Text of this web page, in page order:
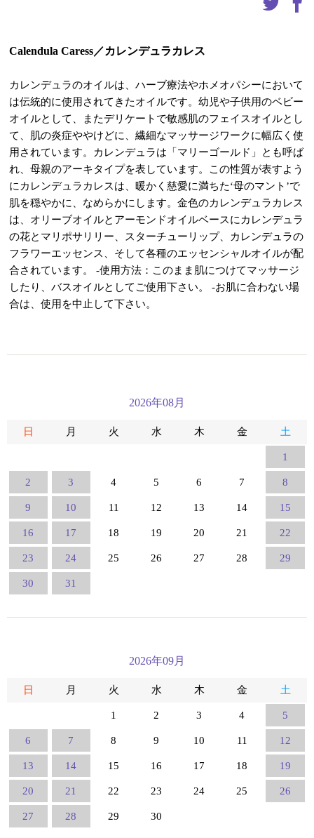
Calendula Caress／カレンデュラカレス
カレンデュラのオイルは、ハーブ療法やホメオパシーにおいて
は伝統的に使用されてきたオイルです。幼児や子供用のベビー
オイルとして、またデリケートで敏感肌のフェイスオイルとし
て、肌の炎症ややけどに、繊細なマッサージワークに幅広く使
用されています。カレンデュラは「マリーゴールド」とも呼ば
れ、母親のアーキタイプを表しています。この性質が表すよう
にカレンデュラカレスは、暖かく慈愛に満ちた‘母のマント’で
肌を穏やかに、なめらかにします。金色のカレンデュラカレス
は、オリーブオイルとアーモンドオイルベースにカレンデュラ
の花とマリポサリリー、スターチューリップ、カレンデュラの
フラワーエッセンス、そして各種のエッセンシャルオイルが配
合されています。 -使用方法：このまま肌につけてマッサージ
したり、バスオイルとしてご使用下さい。 -お肌に合わない場
合は、使用を中止して下さい。
2026年08月
日 月 火 水 木 金 土
1
2 3 4 5 6 7 8
9 10 11 12 13 14 15
16 17 18 19 20 21 22
23 24 25 26 27 28 29
30 31
2026年09月
日 月 火 水 木 金 土
1 2 3 4 5
6 7 8 9 10 11 12
13 14 15 16 17 18 19
20 21 22 23 24 25 26
27 28 29 30